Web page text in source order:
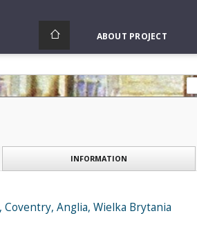
ABOUT PROJECT
INFORMATION
Anglia, Wielka Brytania